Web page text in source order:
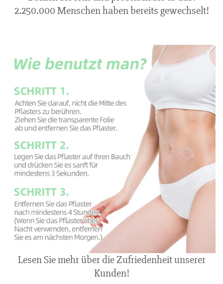
2.250.000 Menschen haben bereits gewechselt!
Lesen Sie mehr über die Zufriedenheit unserer
Kunden!